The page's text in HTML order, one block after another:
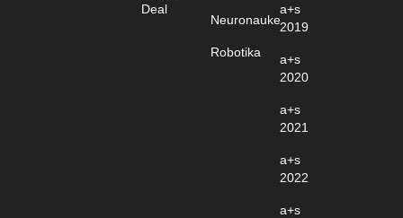
Deal
Neuronauke
Robotika
a+s
2019
a+s
2020
a+s
2021
a+s
2022
a+s